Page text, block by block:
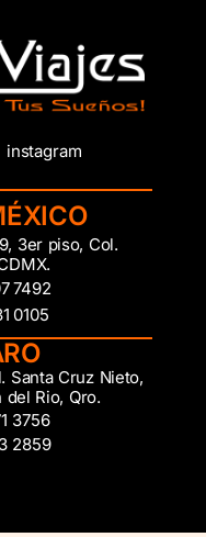
instagram
3er piso, Col.
7492
0105
Santa Cruz Nieto,
del Rio, Qro.
3756
2859